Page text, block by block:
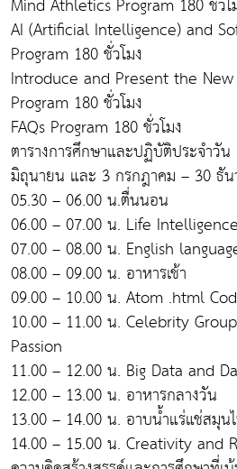
AI (Artificial Intelligence) and
Program 180 ชั่วโมง
Introduce and Present the
Program 180 ชั่วโมง
FAQs Program 180 ชั่วโมง
ตารางการศึกษาและปฏิบัติประจำวั
มิถุนายน และ 3 กรกฎาคม – 30 ธั
05.30 – 06.00 น.ตื่นนอน
06.00 – 07.00 น. Life
07.00 – 08.00 น. English
08.00 – 09.00 น. อาหารเช้า
09.00 – 10.00 น. Atom .html
10.00 – 11.00 น. Celebrity
Passion
11.00 – 12.00 น. Big Data and
12.00 – 13.00 น. อาหารกลางวัน
13.00 – 14.00 น. อาบน้ำแร่แช่สมุน
14.00 – 15.00 น. Creativity and